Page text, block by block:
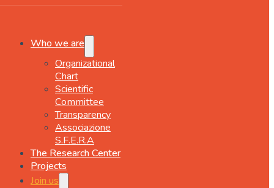
Who we are
Organizational
Chart
Scientific
Committee
Transparency
Associazione
S.F.E.R.A
The Research Center
Projects
Join us